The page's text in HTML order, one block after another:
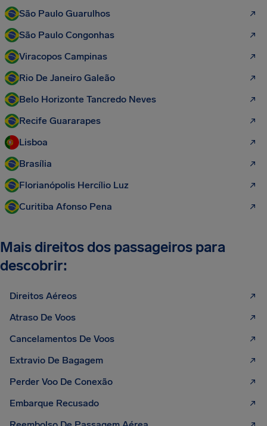
São Paulo Guarulhos
São Paulo Congonhas
Viracopos Campinas
Rio De Janeiro Galeão
Belo Horizonte Tancredo Neves
Recife Guararapes
Lisboa
Brasília
Florianópolis Hercílio Luz
Curitiba Afonso Pena
Mais direitos dos passageiros para
descobrir:
Direitos Aéreos
Atraso De Voos
Cancelamentos De Voos
Extravio De Bagagem
Perder Voo De Conexão
Embarque Recusado